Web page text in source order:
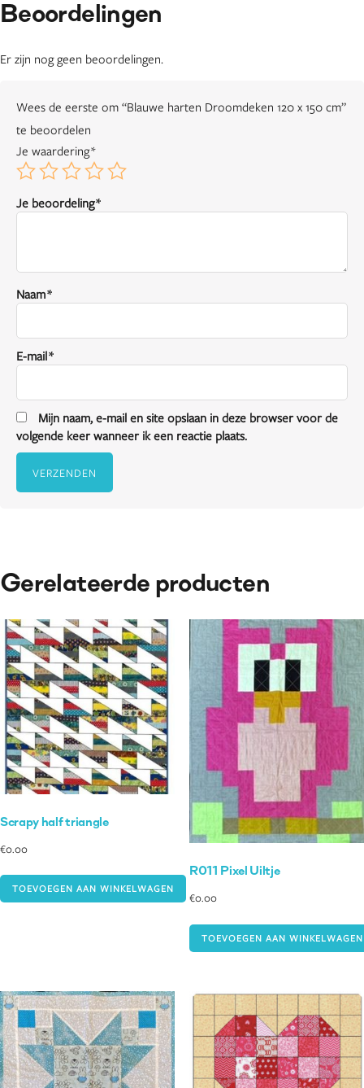
Beoordelingen
Er zijn nog geen beoordelingen.
Wees de eerste om “Blauwe harten Droomdeken 120 x 150 cm”
te beoordelen
Je waardering*
Je beoordeling*
Naam*
E-mail*
Mijn naam, e-mail en site opslaan in deze browser voor de
volgende keer wanneer ik een reactie plaats.
Gerelateerde producten
Scrapy half triangle
€0.00
TOEVOEGEN AAN WINKELWAGEN
R011 Pixel Uiltje
€0.00
TOEVOEGEN AAN WINKELWAGEN